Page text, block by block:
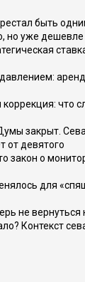
быть
но уже дешевле
что
закрыт.
от девятого
закон о
для
не вернуться
Контекст